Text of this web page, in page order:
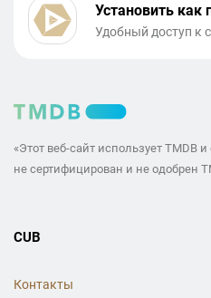
Установить как
Удобный доступ к
«Этот веб-сайт использует TMDB
не сертифицирован и не одобрен
CUB
Контакты